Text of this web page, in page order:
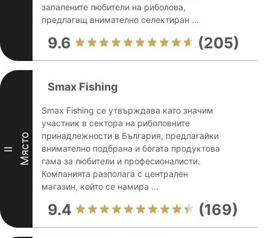
запалените любители на риболова,
предлагащ внимателно селектиран ...
9.6 (205)
II Място
Smax Fishing
Smax Fishing се утвърждава като значим
участник в сектора на риболовните
принадлежности в България, предлагайки
внимателно подбрана и богата продуктова
гама за любители и професионалисти.
Компанията разполага с централен
магазин, който се намира ...
9.4 (169)